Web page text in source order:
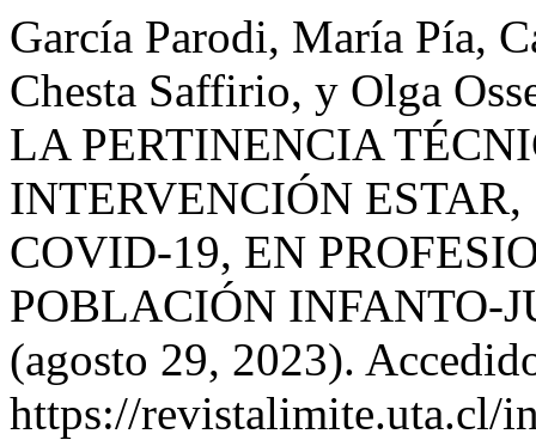
García Parodi, María Pía,
Chesta Saffirio, y Olga
LA PERTINENCIA
INTERVENCIÓN
COVID-19, EN
POBLACIÓN INFANTO-
(agosto 29, 2023).
https://revistalimite.uta.cl/